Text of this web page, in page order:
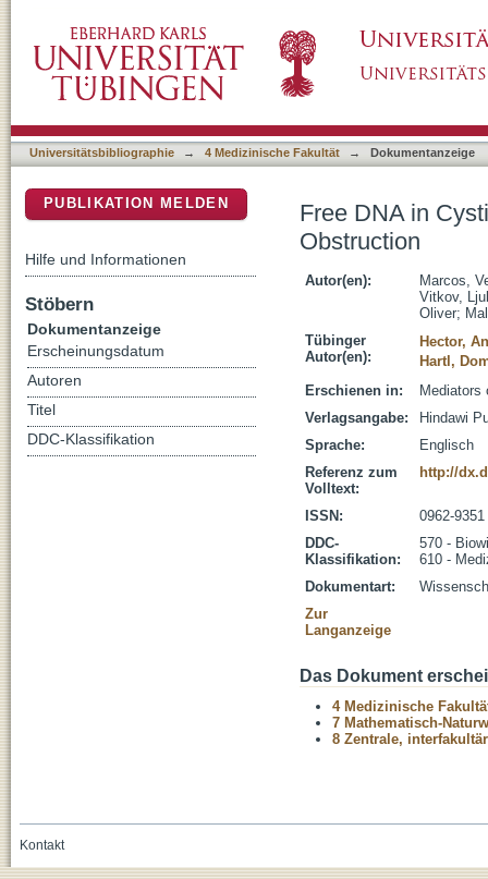
Universitätsbibliographie → 4 Medizinische Fakultät → Dokumentanzeige
Free DNA in
Obstruction
Autor(en):
Marcos,
Vitkov,
Oliver;
Tübinger
Autor(en):
Hector,
Hartl,
Erschienen in:
Mediators
Verlagsangabe:
Hindawi
Sprache:
Englisch
Referenz zum
Volltext:
http://
ISSN:
0962-9351
DDC-
Klassifikation:
570 -
610 -
Dokumentart:
Zur
Langanzeige
Das Dokument
4 Medizinische
7 Mathematisch-
8 Zentrale,
PUBLIKATION MELDEN
Hilfe und Informationen
Stöbern
Dokumentanzeige
Erscheinungsdatum
Autoren
Titel
DDC-Klassifikation
Kontakt